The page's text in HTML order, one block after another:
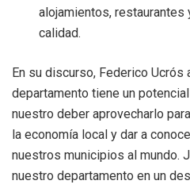
alojamientos,
calidad.
En su discurso, Federico Ucrós
departamento tiene un
nuestro deber aprovecharlo
la economía local y dar a
nuestros municipios al mundo.
nuestro departamento en un